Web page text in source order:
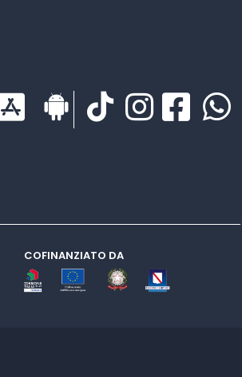
COFINANZIATO DA